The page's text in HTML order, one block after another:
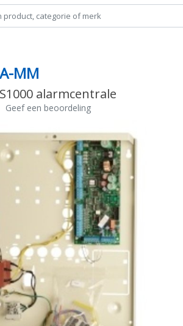
MM
alarmcentrale
Geef een beoordeling